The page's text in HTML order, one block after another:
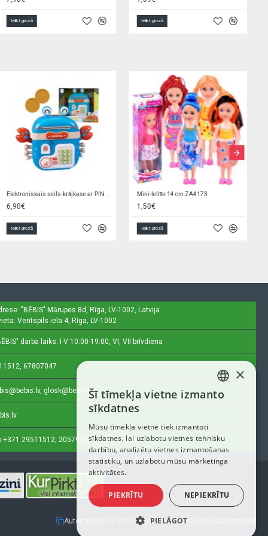
Ielikt grozā Ielikt grozā
3,80€
Ielikt grozā
10,90€
Ielikt grozā
"BĒBIS" Mārupes 8d, Rīga, LV-1002, Latvija
Ventspils iela 4, Rīga, LV-1002
darba laiks: I-V 10:00-19:00, VI, VII brīvdiena
67807047
glosk@bebis.lv
+371 29511512, 20579272 (tikai ziņojumi)
Autortiesības © 2023, Bebis.lv, Visas tiesības aizsargātas
LATVIAN
ENGLISH
×
Šī tīmekļa vietne izmanto
sīkdatnes
Mūsu tīmekļa vietnē tiek izmantoti
sīkdatnes, lai uzlabotu vietnes tehnisku
darbību, analizētu vietnes izmantošanas
statistiku, un uzlabotu mūsu mārketinga
aktivitātes.
PIEKRĪTU NEPIEKRĪTU
PIELĀGOT